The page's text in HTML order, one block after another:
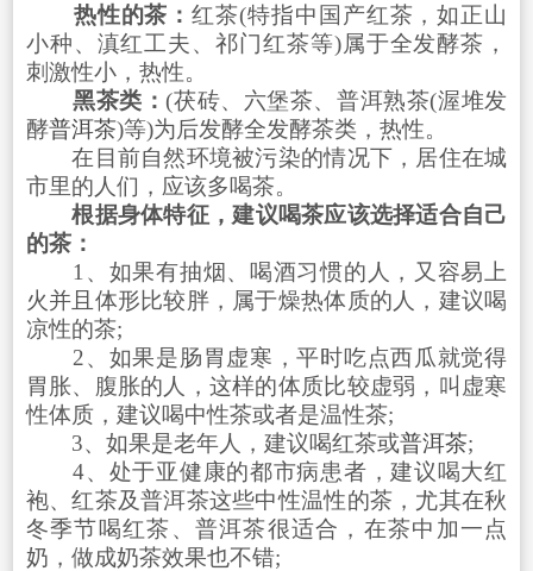
热性的茶：红茶(特指中国产红茶，如正山
小种、滇红工夫、祁门红茶等)属于全发酵茶，
刺激性小，热性。
黑茶类：(茯砖、六堡茶、普洱熟茶(渥堆发
酵普洱茶)等)为后发酵全发酵茶类，热性。
在目前自然环境被污染的情况下，居住在城
市里的人们，应该多喝茶。
根据身体特征，建议喝茶应该选择适合自己
的茶：
1、如果有抽烟、喝酒习惯的人，又容易上
火并且体形比较胖，属于燥热体质的人，建议喝
凉性的茶;
2、如果是肠胃虚寒，平时吃点西瓜就觉得
胃胀、腹胀的人，这样的体质比较虚弱，叫虚寒
性体质，建议喝中性茶或者是温性茶;
3、如果是老年人，建议喝红茶或普洱茶;
4、处于亚健康的都市病患者，建议喝大红
袍、红茶及普洱茶这些中性温性的茶，尤其在秋
冬季节喝红茶、普洱茶很适合，在茶中加一点
奶，做成奶茶效果也不错;